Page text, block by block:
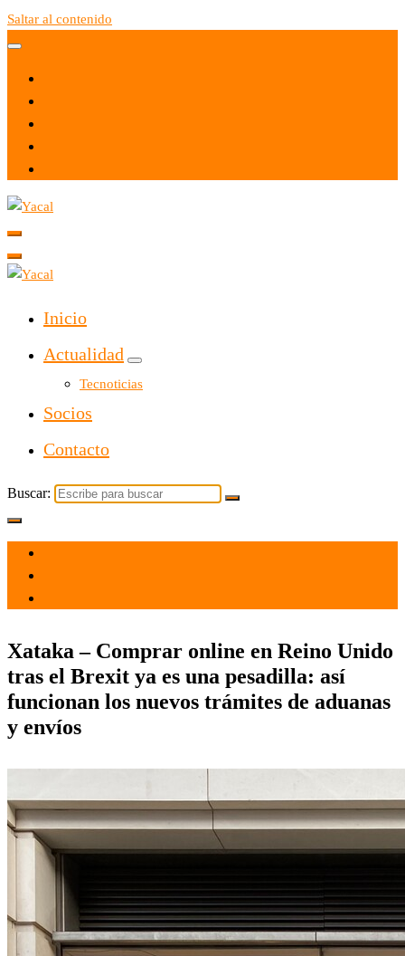
Saltar al contenido
Yacal micro hosting
Inicio
Actualidad
Tecnoticias
Socios
Contacto
Buscar:
Xataka – Comprar online en Reino Unido
tras el Brexit ya es una pesadilla: así
funcionan los nuevos trámites de aduanas
y envíos